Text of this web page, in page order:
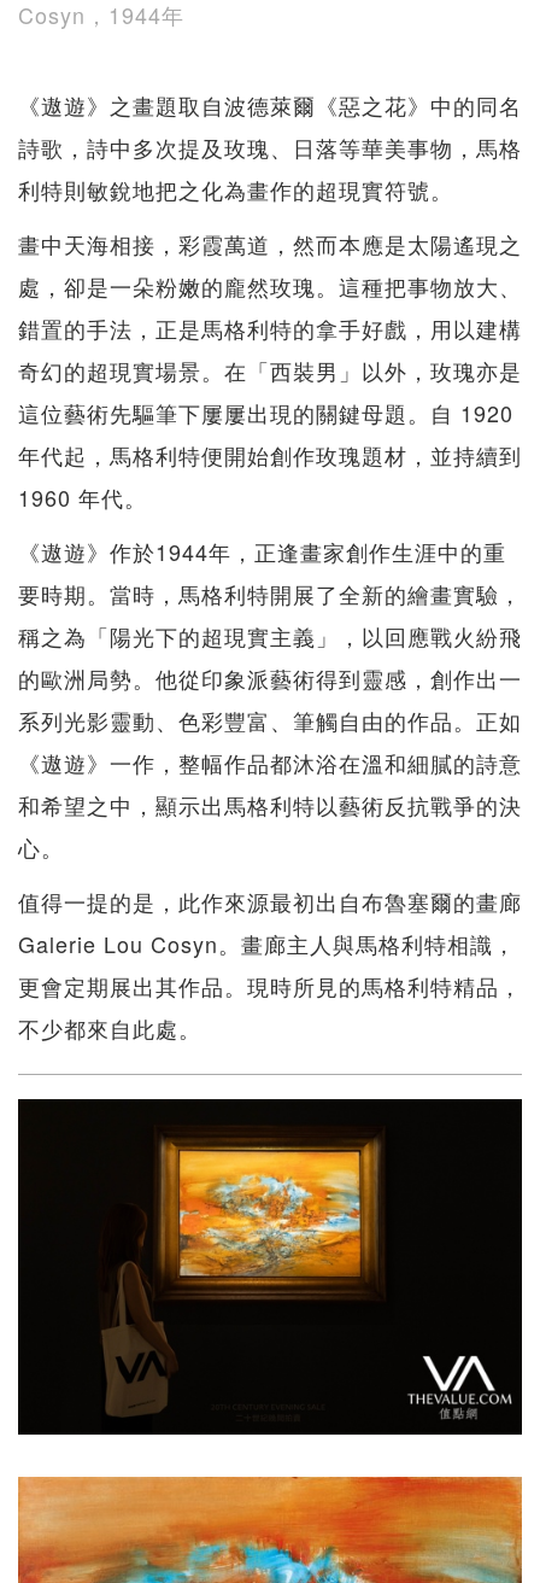
Cosyn，1944年
《遨遊》之畫題取自波德萊爾《惡之花》中的同名
詩歌，詩中多次提及玫瑰、日落等華美事物，馬格
利特則敏銳地把之化為畫作的超現實符號。
畫中天海相接，彩霞萬道，然而本應是太陽遙現之
處，卻是一朵粉嫩的龐然玫瑰。這種把事物放大、
錯置的手法，正是馬格利特的拿手好戲，用以建構
奇幻的超現實場景。在「西裝男」以外，玫瑰亦是
這位藝術先驅筆下屢屢出現的關鍵母題。自 1920
年代起，馬格利特便開始創作玫瑰題材，並持續到
1960 年代。
《遨遊》作於1944年，正逢畫家創作生涯中的重
要時期。當時，馬格利特開展了全新的繪畫實驗，
稱之為「陽光下的超現實主義」，以回應戰火紛飛
的歐洲局勢。他從印象派藝術得到靈感，創作出一
系列光影靈動、色彩豐富、筆觸自由的作品。正如
《遨遊》一作，整幅作品都沐浴在溫和細膩的詩意
和希望之中，顯示出馬格利特以藝術反抗戰爭的決
心。
值得一提的是，此作來源最初出自布魯塞爾的畫廊
Galerie Lou Cosyn。畫廊主人與馬格利特相識，
更會定期展出其作品。現時所見的馬格利特精品，
不少都來自此處。